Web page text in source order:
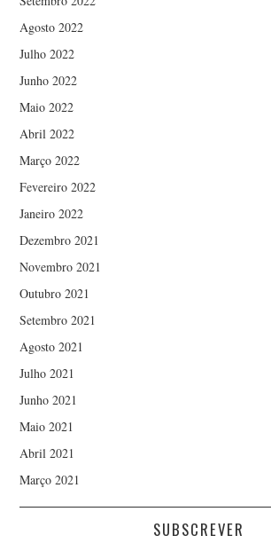
Agosto 2022
Julho 2022
Junho 2022
Maio 2022
Abril 2022
Março 2022
Fevereiro 2022
Janeiro 2022
Dezembro 2021
Novembro 2021
Outubro 2021
Setembro 2021
Agosto 2021
Julho 2021
Junho 2021
Maio 2021
Abril 2021
Março 2021
SUBSCREVER